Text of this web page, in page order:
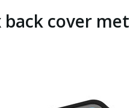
back cover met